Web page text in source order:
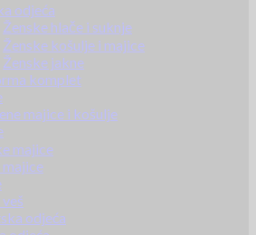
odjeća
Ženske hlače i suknje
Ženske košulje i majice
Ženske jakne
komplet
majice i košulje
majice
majice
odjeća